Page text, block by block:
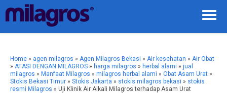
Home » agen milagros » Agen Milagros Bekasi » Air kesehatan » Air Obat
» ATASI DENGAN MILAGROS » harga milagros » herbal alami » jual
milagros » Manfaat Milagros » milagros herbal alami » Obat Asam Urat »
Stokis Bekasi Timur » Stokis Jakarta » stokis milagros bekasi » stokis
resmi Milagros » Uji Klinik Air Alkali Milagros terhadap Asam Urat